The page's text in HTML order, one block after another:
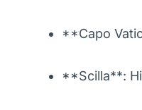
**Capo
**Scilla**:​